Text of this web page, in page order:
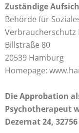
Zuständige
Behörde für
Verbraucherschutz
Billstraße 80
20539 Hamburg
Homepage:
Die Approbation
Psychotherapeut
Dezernat 24,